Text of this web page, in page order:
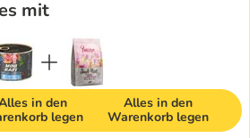
mit
in den
legen
Alles in den
Warenkorb legen